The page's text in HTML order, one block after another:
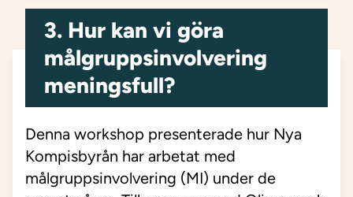
3. Hur kan vi göra
målgruppsinvolvering
meningsfull?
Denna workshop presenterade hur Nya
Kompisbyrån har arbetat med
målgruppsinvolvering (MI) under de